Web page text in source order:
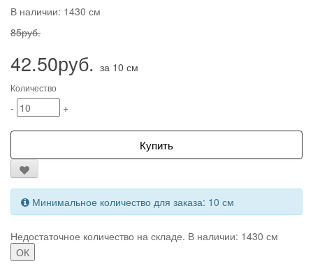
В наличии: 1430 см
85руб.
42.50руб. за 10 см
Количество
- +
Купить
Минимальное количество для заказа: 10 см
Недостаточное количество на складе. В наличии: 1430 см
ОК